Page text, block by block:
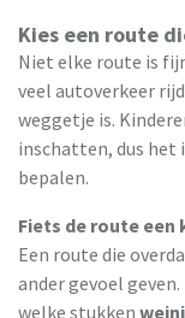
Kies een route
Niet elke route is
veel autoverkeer
weggetje is.
inschatten, dus het
bepalen.
Fiets de route een
Een route die
ander gevoel
welke stukken